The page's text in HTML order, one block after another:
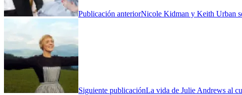
Publicación anteriorNicole Kidman y Keith Urban
Siguiente publicaciónLa vida de Julie Andrews al